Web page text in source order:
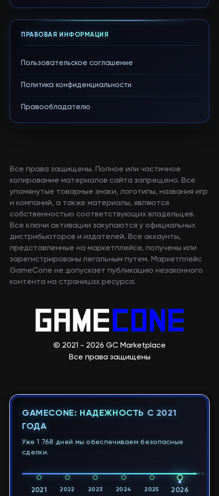
ПРАВОВАЯ ИНФОРМАЦИЯ
Пользовательское соглашение
Политика конфиденциальности
Правообладателю
Все права защищены. Полное или частичное
копирование материалов сайта запрещено. Все
упомянутые товарные знаки, логотипы, названия игр
и компаний, а также материалы, являются
собственностью соответствующих владельцев.
Все ключи активации закупаются у официальных
дистрибьюторов и издателей. Все аккаунты,
представленные на маркетплейсе, получены или
зарегистрированы легальным путем. Маркетплейс
GameCone не допускает публикацию незаконного
контента на страницах ресурса.
© 2021 - 2026 GC Marketplace
Все права защищены
GAMECONE: НАДЕЖНОСТЬ С 2021
ГОДА
Уже 1 768 дней мы обеспечиваем безопасные
сделки.
2021 2022 2023 2024 2025 2026